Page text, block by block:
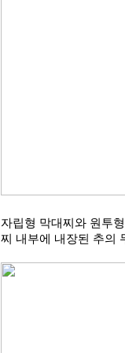
자립형 막대찌와 원투
찌 내부에 내장된 추의